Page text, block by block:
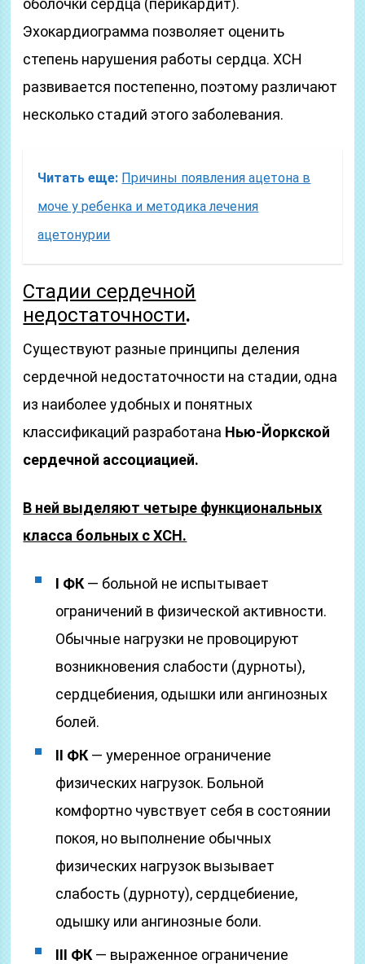
оболочки сердца (перикардит).
Эхокардиограмма позволяет оценить
степень нарушения работы сердца. ХСН
развивается постепенно, поэтому различают
несколько стадий этого заболевания.
Читать еще: Причины появления ацетона в
моче у ребенка и методика лечения
ацетонурии
Стадии сердечной
недостаточности.
Существуют разные принципы деления
сердечной недостаточности на стадии, одна
из наиболее удобных и понятных
классификаций разработана Нью-Йоркской
сердечной ассоциацией.
В ней выделяют четыре функциональных
класса больных с ХСН.
I ФК — больной не испытывает
ограничений в физической активности.
Обычные нагрузки не провоцируют
возникновения слабости (дурноты),
сердцебиения, одышки или ангинозных
болей.
II ФК — умеренное ограничение
физических нагрузок. Больной
комфортно чувствует себя в состоянии
покоя, но выполнение обычных
физических нагрузок вызывает
слабость (дурноту), сердцебиение,
одышку или ангинозные боли.
III ФК — выраженное ограничение